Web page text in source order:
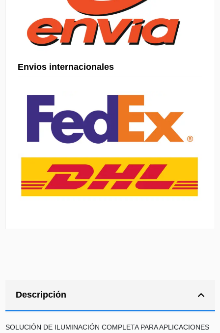
Envios internacionales
Descripción
SOLUCIÓN DE ILUMINACIÓN COMPLETA PARA APLICACIONES